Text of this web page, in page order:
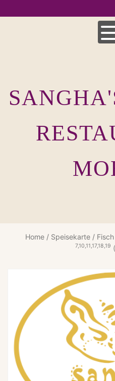
to
UNSERE SPEISEKARTEN
INDISCHE KÜCHE
Home/ Speisekarte/
7,10,11,17,18,19